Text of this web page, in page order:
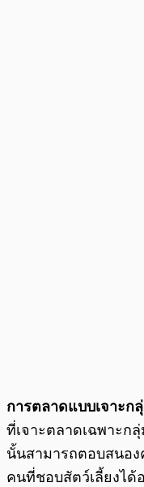
การตลาดแบบเจาะก
ที่เจาะตลาดเฉพาะก
นั้นสามารถตอบสนอ
คนที่ชอบสัตว์เลี้ยงได้